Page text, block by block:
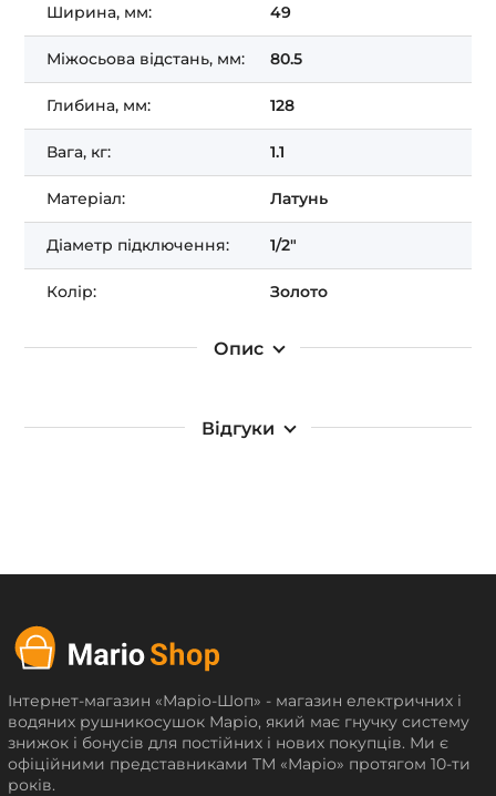
Опис
Ширина, мм: 49
Міжосьова відстань, мм: 80.5
Глибина, мм: 128
Вага, кг: 1.1
Матеріал: Латунь
Діаметр підключення: 1/2"
Колір: Золото
Відгуки
Інтернет-магазин «Маріо-Шоп» - магазин електричних і
водяних рушникосушок Маріо, який має гнучку систему
знижок і бонусів для постійних і нових покупців. Ми є
офіційними представниками ТМ «Маріо» протягом 10-ти
років.